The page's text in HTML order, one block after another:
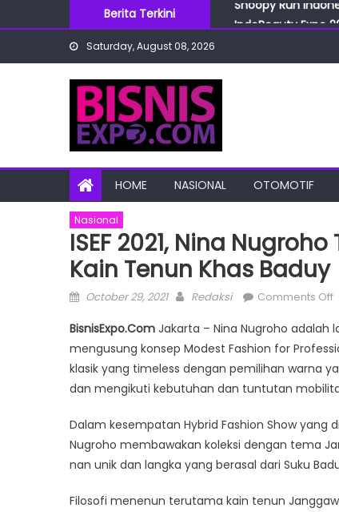
to
Berita Terkini
IndoBeauty Expo
Snoopy Run
Saturday, August 08, 2026
HOME NASIONAL OTOMOTIF
Nasional
ISEF 2021, Nina
Kain Tenun Khas Baduy
Posted
October 29, 2021 Author
Redaksi Comments Offon
BisnisExpo.Com Jakarta – Nina Nugroho adalah
mengusung konsep Modest Fashion for
klasik yang timeless dengan pemilihan warna
dan mengikuti kebutuhan dan tuntutan
Dalam kesempatan Hybrid Fashion Show yang
Nugroho membawakan koleksi dengan tema
nan unik dan langka yang berasal dari Suku
Filosofi menenun terutama kain tenun